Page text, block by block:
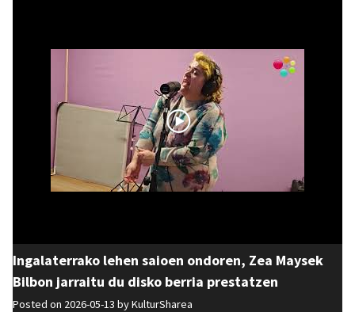
Ingalaterrako lehen saioen ondoren, Zea Maysek
Bilbon jarraitu du disko berria prestatzen
Posted on 2026-05-13 byKulturSharea